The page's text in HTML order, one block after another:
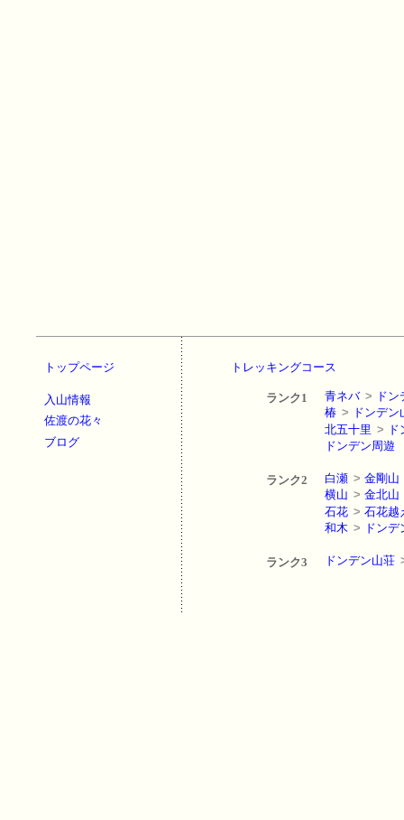
トップページ
入山情報
佐渡の花々
ブログ
トレッキングコース
ランク1 青ネバ > ド
椿 > ドンデン
北五十里 >
ドンデン周遊
ランク2 白瀬 > 金剛山
横山 > 金北山
石花 > 石花越
和木 > ドンデ
ランク3 ドンデン山荘